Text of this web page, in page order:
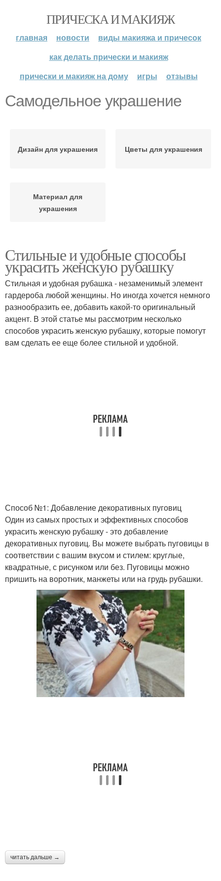
ПРИЧЕСКА И МАКИЯЖ
главная новости
виды макияжа и причесок
как делать прически и макияж
прически и макияж на дому
игры отзывы
Самодельное украшение
Дизайн для украшения Цветы для украшения
Материал для
украшения
Стильные и удобные способы
украсить женскую рубашку
Стильная и удобная рубашка - незаменимый элемент
гардероба любой женщины. Но иногда хочется немного
разнообразить ее, добавить какой-то оригинальный
акцент. В этой статье мы рассмотрим несколько
способов украсить женскую рубашку, которые помогут
вам сделать ее еще более стильной и удобной.
Способ №1: Добавление декоративных пуговиц
Один из самых простых и эффективных способов
украсить женскую рубашку - это добавление
декоративных пуговиц. Вы можете выбрать пуговицы в
соответствии с вашим вкусом и стилем: круглые,
квадратные, с рисунком или без. Пуговицы можно
пришить на воротник, манжеты или на грудь рубашки.
читать дальше →